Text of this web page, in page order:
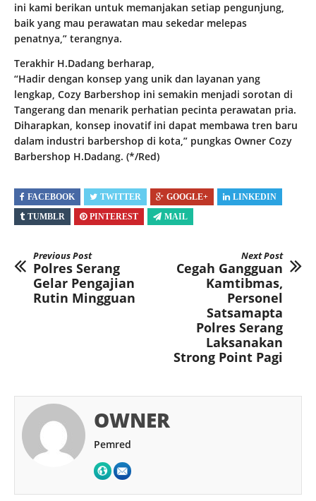
ini kami berikan untuk memanjakan setiap pengunjung,
baik yang mau perawatan mau sekedar melepas
penatnya,” terangnya.
Terakhir H.Dadang berharap,
“Hadir dengan konsep yang unik dan layanan yang
lengkap, Cozy Barbershop ini semakin menjadi sorotan di
Tangerang dan menarik perhatian pecinta perawatan pria.
Diharapkan, konsep inovatif ini dapat membawa tren baru
dalam industri barbershop di kota,” pungkas Owner Cozy
Barbershop H.Dadang. (*/Red)
FACEBOOK TWITTER GOOGLE+
LINKEDIN
TUMBLR
PINTEREST MAIL
Previous Post
Polres Serang
Gelar Pengajian
Rutin Mingguan
Next Post
Cegah Gangguan
Kamtibmas,
Personel
Satsamapta
Polres Serang
Laksanakan
Strong Point Pagi
OWNER
Pemred